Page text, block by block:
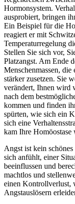
Hormonsystem.
ausprobiert, bringen
Ein Beispiel für die
reagiert er mit
Temperaturregelung
Stellen Sie sich vor,
Platzangst. Am Ende
Menschenmassen, die
stärker zusetzen. Sie
verändert, Ihnen wird
nach dem
kommen und finden
spürten, wie sich ein
sich eine
kam Ihre
Angst ist kein
sich anfühlt, einer
beeinflussen und
machtlos und
einen Kontrollverlust,
Angstauslösern